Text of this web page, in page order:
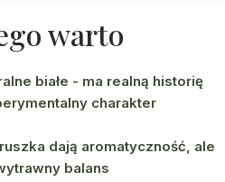
warto
białe - ma realną historię
charakter
dają aromatyczność, ale
balans